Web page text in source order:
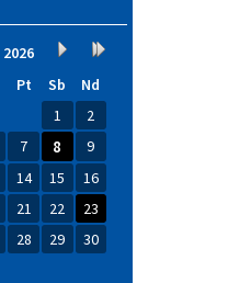
2026
Miesiąc
Rok
Pt Sb
Nd
1
2
7 8
9
14 15
16
21 22
23
28 29
30